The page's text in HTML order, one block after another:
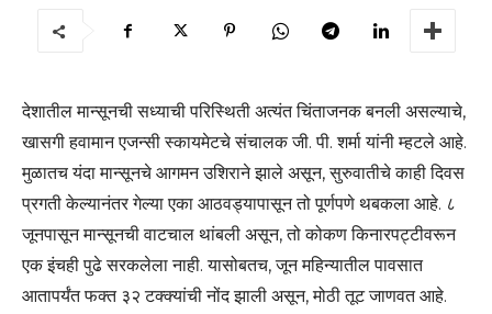
देशातील मान्सूनची सध्याची परिस्थिती अत्यंत चिंताजनक बनली असल्याचे,
खासगी हवामान एजन्सी स्कायमेटचे संचालक जी. पी. शर्मा यांनी म्हटले आहे.
मुळातच यंदा मान्सूनचे आगमन उशिराने झाले असून, सुरुवातीचे काही दिवस
प्रगती केल्यानंतर गेल्या एका आठवड्यापासून तो पूर्णपणे थबकला आहे. ८
जूनपासून मान्सूनची वाटचाल थांबली असून, तो कोकण किनारपट्टीवरून
एक इंचही पुढे सरकलेला नाही. यासोबतच, जून महिन्यातील पावसात
आतापर्यंत फक्त ३२ टक्क्यांची नोंद झाली असून, मोठी तूट जाणवत आहे.